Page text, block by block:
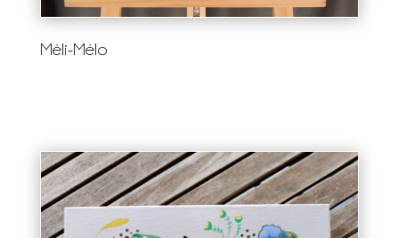
Méli-Mélo